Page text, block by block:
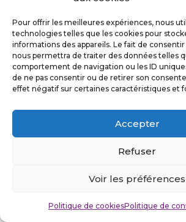
Pour offrir les meilleures expériences, nous
technologies telles que les cookies pour
informations des appareils. Le fait de
nous permettra de traiter des données telles
comportement de navigation ou les ID
de ne pas consentir ou de retirer son
effet négatif sur certaines caractéristiques et
Accepter
Refuser
Voir les préférences
Politique de cookiesPolitique de
Politique de
Mentions légales
©Stefan Cuvelier 2026
Design byKaleys